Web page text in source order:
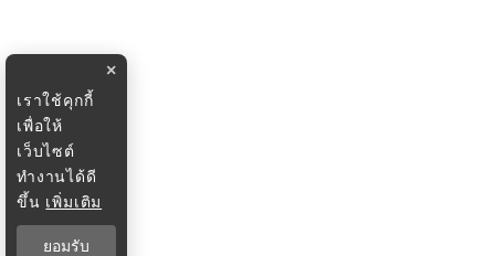
×
เราใช้คุกกี้
เพื่อให้
เว็บไซต์
ทำงานได้ดี
ขึ้น เพิ่มเติม
ยอมรับ